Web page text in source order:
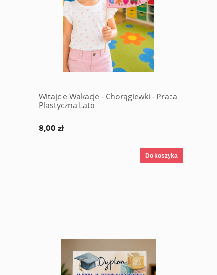
Witajcie Wakacje - Chorągiewki - Praca
Plastyczna Lato
8,00 zł
Do koszyka